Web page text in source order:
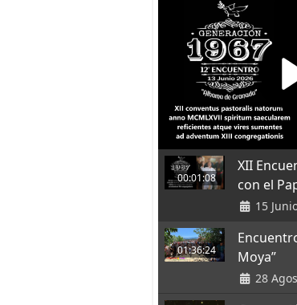
00:01:08
XII
con el
15
01:36:24
Moya”
28